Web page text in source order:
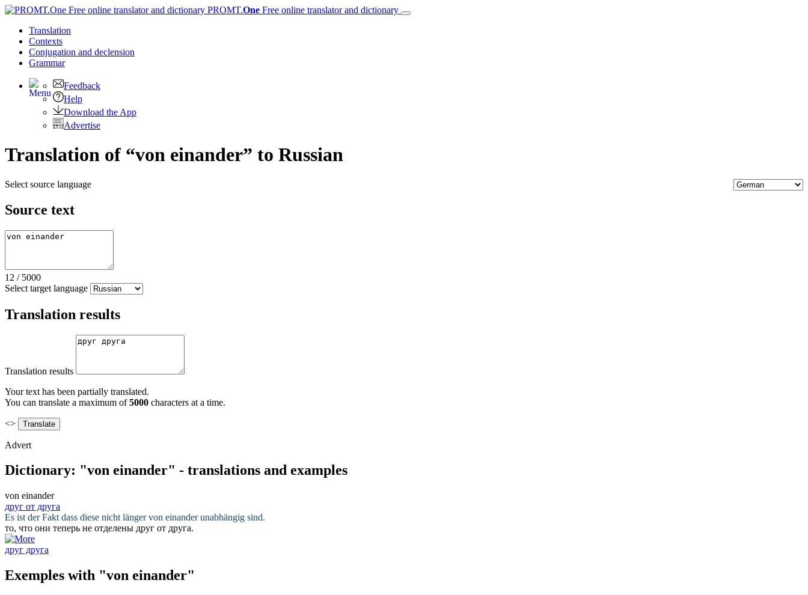
PROMT.One Free online translator and dictionary
Translation
Contexts
Conjugation and declension
Grammar
Feedback
Help
Download the App
Advertise
Translation of “von einander” to Russian
Select source language
Source text
12 / 5000
Select target language
Translation results
Translation results
Your text has been partially translated.
You can translate a maximum of5000 characters at a time.
<>
Advert
Dictionary: "von einander" - translations and examples
von einander
друг от друга
Es ist der Fakt dass diese nicht längervon einanderunabhängig sind.
то, что они теперь не отделены друг от друга.
друг друга
Exemples with "von einander"